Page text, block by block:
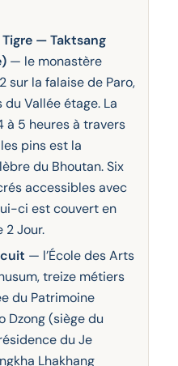
— Taktsang
— le monastère
sur la falaise de Paro,
Vallée étage. La
à 5 heures à travers
pins est la
du Bhoutan. Six
accessibles avec
ci est couvert en
Jour.
— l’École des Arts
treize métiers
du Patrimoine
Dzong (siège du
du Je
Lhakhang